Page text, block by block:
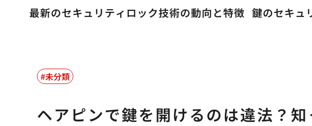
最新のセキュリティロック技術の動向と特徴 鍵のセキュ
未分類
ヘアピンで鍵を開けるのは違法？